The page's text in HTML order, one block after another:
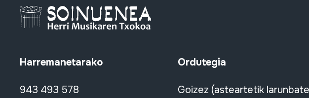
Harremanetarako
943 493 578
Ordutegia
Goizez (asteartetik